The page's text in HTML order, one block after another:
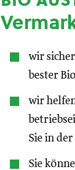
wir
bester
wir
Sie in der
Sie